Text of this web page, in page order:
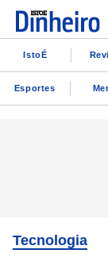
IstoÉ
Esportes
Tecnologia